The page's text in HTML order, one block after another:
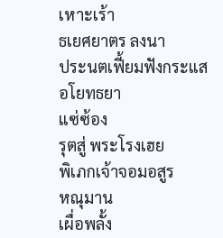
เหาะเร้า
ธเยศยาตร ลงนา
ประนตเฟี้ยมฟังกระแส
อโยทธยา
แซ่ซ้อง
รุตสู่ พระโรงเฮย
พิเภกเจ้าจอมอสูร
หณุมาน
เผื่อพลั้ง